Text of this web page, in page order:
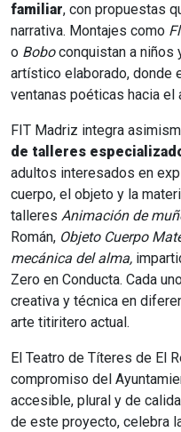
familiar, con propuestas
narrativa. Montajes como
o Boboconquistan a niños
artístico elaborado, donde
ventanas poéticas hacia el
FIT Madriz integra
de talleres
adultos interesados en
cuerpo, el objeto y la
talleres Animación de
Román, Objeto Cuerpo
mecánica del alma,
Zero en Conducta. Cada
creativa y técnica en
arte titiritero actual.
El Teatro de Títeres de El
compromiso del
accesible, plural y de
de este proyecto, celebra